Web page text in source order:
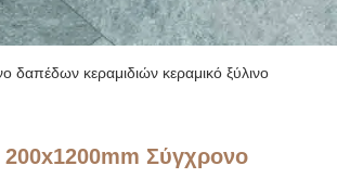
κεραμιδιών κεραμικό ξύλινο
Σύγχρονο